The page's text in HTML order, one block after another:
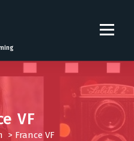
VF
> France VF